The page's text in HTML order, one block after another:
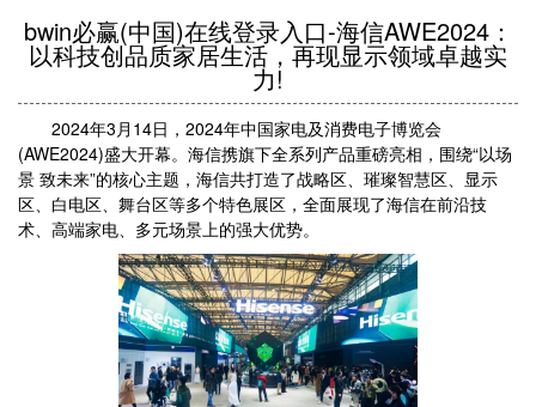
bwin必赢(中国)在线登录入口-海信AWE2024：
以科技创品质家居生活，再现显示领域卓越实
力!
2024年3月14日，2024年中国家电及消费电子博览会
(AWE2024)盛大开幕。海信携旗下全系列产品重磅亮相，围绕“以场
景 致未来”的核心主题，海信共打造了战略区、璀璨智慧区、显示
区、白电区、舞台区等多个特色展区，全面展现了海信在前沿技
术、高端家电、多元场景上的强大优势。